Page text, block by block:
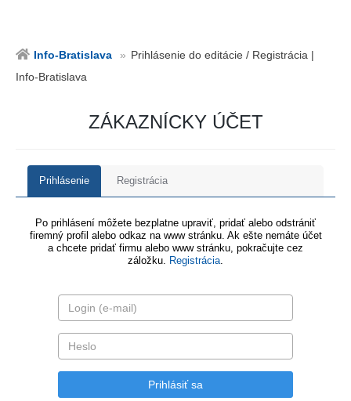
Info-Bratislava
Prihlásenie do editácie / Registrácia |
Info-Bratislava
ZÁKAZNÍCKY ÚČET
Prihlásenie Registrácia
Po prihlásení môžete bezplatne upraviť, pridať alebo odstrániť
firemný profil alebo odkaz na www stránku. Ak ešte nemáte účet
a chcete pridať firmu alebo www stránku, pokračujte cez
záložku. Registrácia.